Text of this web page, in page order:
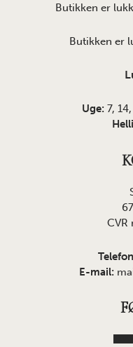
Butikken er
Butikken er
Uge: 7,
CVR
E-mail: